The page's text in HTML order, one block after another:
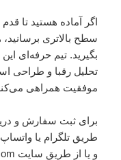
اگر آماده هستید تا
سطح بالاتری
بگیرید. تیم حرفه‌ای
تحلیل رقبا و طراحی
موفقیت همراهی
برای ثبت سفارش و